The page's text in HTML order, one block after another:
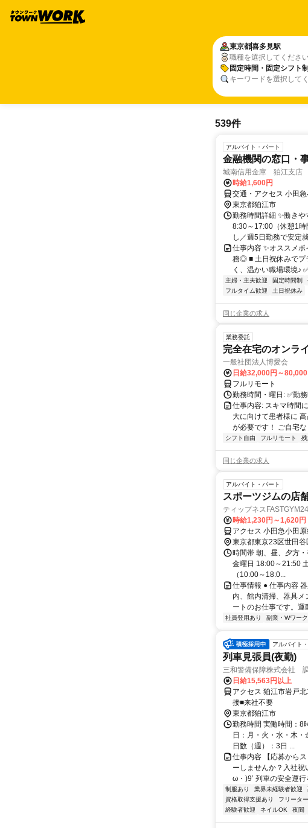
東京都喜多見駅
職種を選択してくださ
固定時間・固定シフト制
キーワードを選択して
539件
アルバイト・パート
金融機関の窓口・
城南信用金庫 狛江支店
時給1,600円
交通・アクセス 小田
東京都狛江市
勤務時間詳細 ✨働き
8:30～17:00（休憩1
し／週5日勤務で安定
仕事内容 ✨オススメ
務◎ ■ 土日祝休みでプ
く、温かい職場環境♪
主婦・主夫歓迎 固定時間制
フルタイム歓迎
土日祝休み
同じ企業の求人
業務委託
完全在宅のオンラ
一般社団法人博愛会
日給32,000円～80,000
フルリモート
勤務時間・曜日: ✅勤
仕事内容: スキマ時間
大に向けて患者様に
が必要です！ ご自宅
シフト自由 フルリモート 残
同じ企業の求人
アルバイト・パート
スポーツジムの店
ティップネス
時給1,230円～1,620円
アクセス 小田急小田
東京都東京23区世田谷
時間帯 朝、昼、夕方
金曜日 18:00～21:50
（10:00～18:0...
仕事情報 ● 仕事内容
内、館内清掃、器具
ートのお仕事です。運
社員登用あり 副業・Wワー
アルバイト
列車見張員(夜勤)
三和警備保障株式会社
日給15,563円以上
アクセス 狛江市岩戸
接■来社不要
東京都狛江市
勤務時間 実働時間：8
日：月・火・水・木
日数（週）：3日 ...
仕事内容 【応募から
ーしませんか？入社祝
ω・)9’ 列車の安全運
制服あり 業界未経験者歓迎
資格取得支援あり
フリータ
経験者歓迎
ネイルOK 夜間